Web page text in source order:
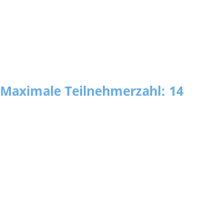
Maximale Teilnehmerzahl: 14